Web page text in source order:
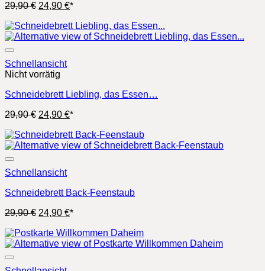
29,90€ Ursprünglicher
war:
29,90 €
24,90 €Aktueller
ist:
24,90 €.
*
Schnellansicht
Nicht vorrätig
Schneidebrett Liebling, das Essen…
29,90€ Ursprünglicher
war:
29,90 €
24,90 €Aktueller
ist:
24,90 €.
*
Schnellansicht
Schneidebrett Back-Feenstaub
29,90€ Ursprünglicher
war:
29,90 €
24,90 €Aktueller
ist:
24,90 €.
*